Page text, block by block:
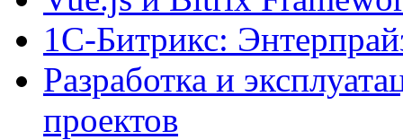
1С-Битрикс:
Разработка и
проектов